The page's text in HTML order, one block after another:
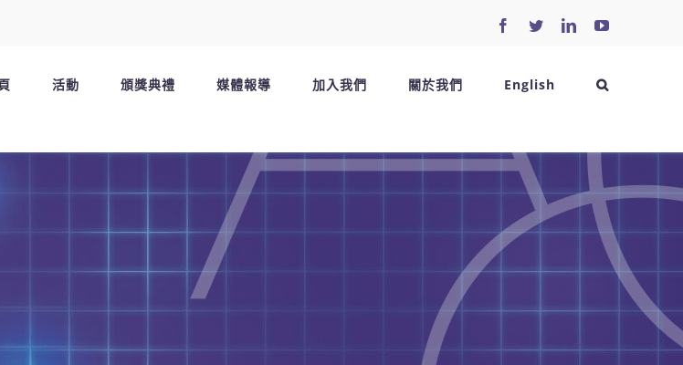
Facebook
TwitterLinkedInYouTube
活動 頒獎典禮 媒體報導 加入我們 關於我們 English